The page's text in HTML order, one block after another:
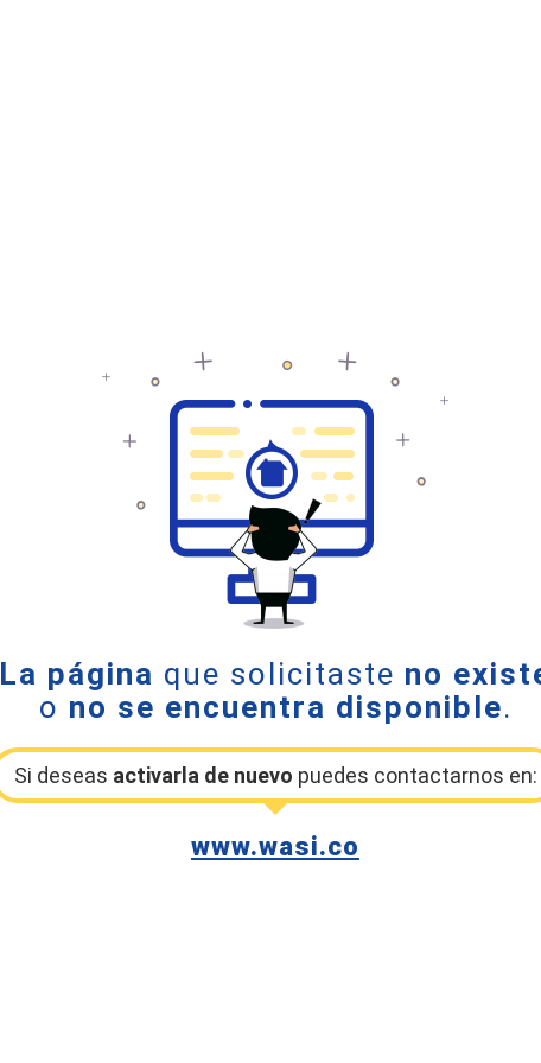
La página que solicitaste no
o no se encuentra disponible.
Si deseas activarla de nuevo puedes contactarnos en:
www.wasi.co